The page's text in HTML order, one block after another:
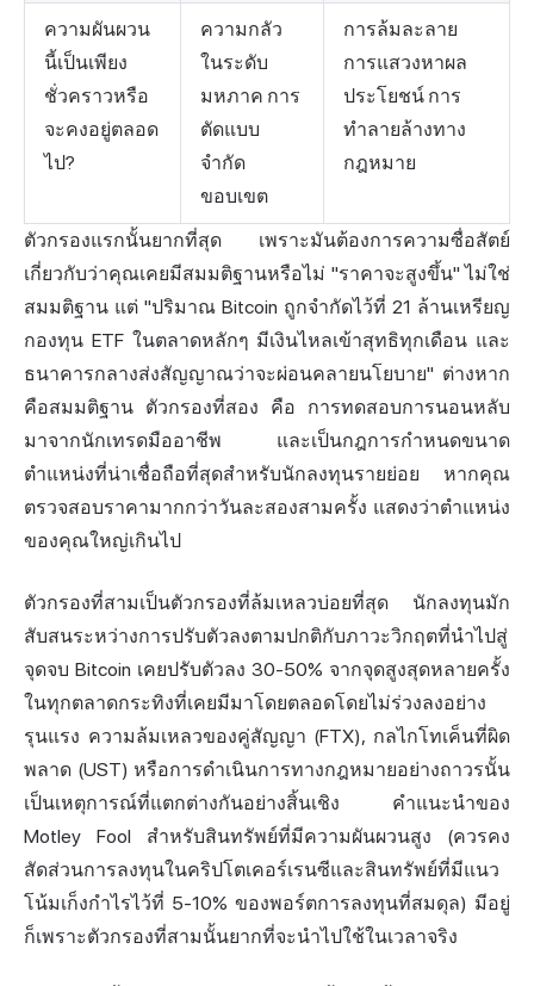
ความผันผวน
นี้เป็นเพียง
ชั่วคราวหรือ
จะคงอยู่ตลอด
ไป?
ความกลัว
ในระดับ
มหภาค การ
ตัดแบบ
จำกัด
ขอบเขต
การล้มละลาย
การแสวงหาผล
ประโยชน์ การ
ทำลายล้างทาง
กฎหมาย
ตัวกรองแรกนั้นยากที่สุด เพราะมันต้องการความซื่อสัตย์
เกี่ยวกับว่าคุณเคยมีสมมติฐานหรือไม่ "ราคาจะสูงขึ้น" ไม่ใช่
สมมติฐาน แต่ "ปริมาณ Bitcoin ถูกจำกัดไว้ที่ 21 ล้านเหรียญ
กองทุน ETF ในตลาดหลักๆ มีเงินไหลเข้าสุทธิทุกเดือน และ
ธนาคารกลางส่งสัญญาณว่าจะผ่อนคลายนโยบาย" ต่างหาก
คือสมมติฐาน ตัวกรองที่สอง คือ การทดสอบการนอนหลับ
มาจากนักเทรดมืออาชีพ และเป็นกฎการกำหนดขนาด
ตำแหน่งที่น่าเชื่อถือที่สุดสำหรับนักลงทุนรายย่อย หากคุณ
ตรวจสอบราคามากกว่าวันละสองสามครั้ง แสดงว่าตำแหน่ง
ของคุณใหญ่เกินไป
ตัวกรองที่สามเป็นตัวกรองที่ล้มเหลวบ่อยที่สุด นักลงทุนมัก
สับสนระหว่างการปรับตัวลงตามปกติกับภาวะวิกฤตที่นำไปสู่
จุดจบ Bitcoin เคยปรับตัวลง 30-50% จากจุดสูงสุดหลายครั้ง
ในทุกตลาดกระทิงที่เคยมีมาโดยตลอดโดยไม่ร่วงลงอย่าง
รุนแรง ความล้มเหลวของคู่สัญญา (FTX), กลไกโทเค็นที่ผิด
พลาด (UST) หรือการดำเนินการทางกฎหมายอย่างถาวรนั้น
เป็นเหตุการณ์ที่แตกต่างกันอย่างสิ้นเชิง คำแนะนำของ
Motley Fool สำหรับสินทรัพย์ที่มีความผันผวนสูง (ควรคง
สัดส่วนการลงทุนในคริปโตเคอร์เรนซีและสินทรัพย์ที่มีแนว
โน้มเก็งกำไรไว้ที่ 5-10% ของพอร์ตการลงทุนที่สมดุล) มีอยู่
ก็เพราะตัวกรองที่สามนั้นยากที่จะนำไปใช้ในเวลาจริง